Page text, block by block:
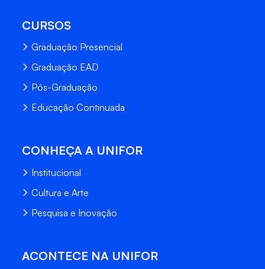
CURSOS
Graduação Presencial
Graduação EAD
Pós-Graduação
Educação Continuada
CONHEÇA A UNIFOR
Institucional
Cultura e Arte
Pesquisa e Inovação
ACONTECE NA UNIFOR